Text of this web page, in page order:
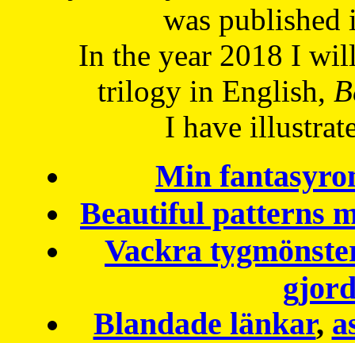
was published
In the year 2018 I
trilogy in English,
I have
Min
Beautiful patterns
Vackra
Blandade länkar,